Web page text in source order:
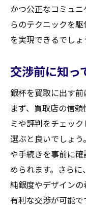
かつ公正なコミュ
らのテクニックを
を実現できるでしょ
交渉前に知っ
銀杯を買取に出す前
まず、買取店の信
ミや評判をチェッ
選ぶと良いでしょ
や手続きを事前に
められます。さら
純銀度やデザイン
有利な交渉が可能で